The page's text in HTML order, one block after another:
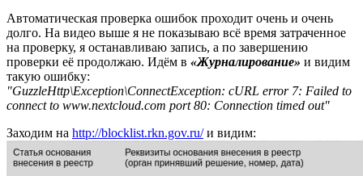
Автоматическая проверка ошибок проходит очень и очень
долго. На видео выше я не показываю всё время затраченное
на проверку, я останавливаю запись, а по завершению
проверки её продолжаю. Идём в «Журналирование» и видим
такую ошибку:
"GuzzleHttp\Exception\ConnectException: cURL error 7: Failed to
connect to www.nextcloud.com port 80: Connection timed out"
Заходим на http://blocklist.rkn.gov.ru/и видим: